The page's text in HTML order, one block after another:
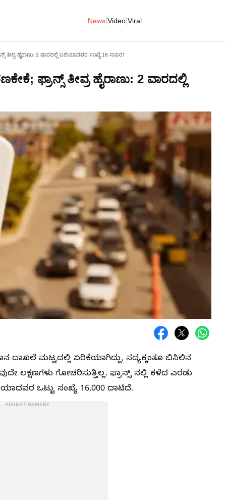
News Video Viral
ತೀವ್ರ ಹೈರಾಣು: 2 ವಾರದಲ್ಲಿ ಬಲಿಯಾದವರ ಸಂಖ್ಯೆ 16 ಸಾವಿರ!
ಫ್ರಾನ್ಸ್ ತೀವ್ರ ಹೈರಾಣು: 2 ವಾರದಲ್ಲಿ
ಮಟ್ಟದಲ್ಲಿ ಏರಿಕೆಯಾಗಿದ್ದು, ಸದ್ಯಕ್ಕಂತೂ ಬಿಸಿಲಿನ
ಲಕ್ಷಣಗಳು ಗೋಚರಿಸುತ್ತಿಲ್ಲ. ಫ್ರಾನ್ಸ್‌ ನಲ್ಲಿ ಕಳೆದ ಎರಡು
ಒಟ್ಟು ಸಂಖ್ಯೆ 16,000 ದಾಟಿದೆ.
ADVERTISEMENT